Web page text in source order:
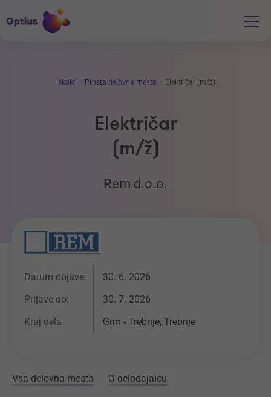
Iskalci Prosta delovna mesta Električar (m/ž)
Električar
(m/ž)
Rem d.o.o.
Datum objave:
30. 6. 2026
Prijave do:
30. 7. 2026
Kraj dela
Grm - Trebnje, Trebnje
Vsa delovna mesta O delodajalcu